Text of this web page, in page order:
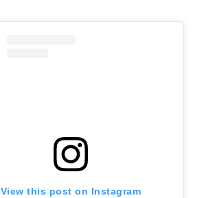
View this post on Instagram